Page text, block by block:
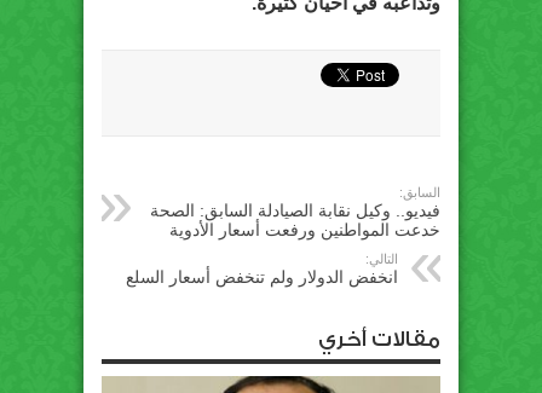
السابق:
فيديو.. وكيل نقابة الصيادلة السابق: الصحة
خدعت المواطنين ورفعت أسعار الأدوية
التالي:
انخفض الدولار ولم تنخفض أسعار السلع
مقالات أخري